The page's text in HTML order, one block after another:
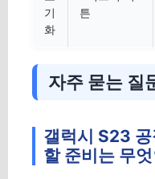
기
화
튼
자주 묻는 질
갤럭시 S23
할 준비는 무